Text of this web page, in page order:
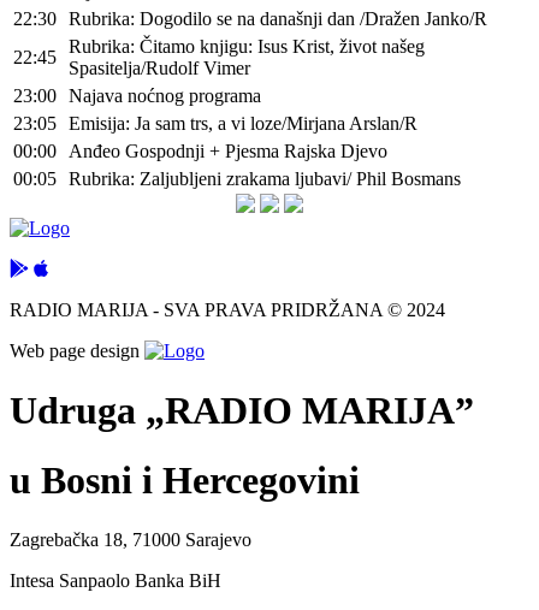
22:30 Rubrika: Dogodilo se na današnji dan /Dražen Janko/R
22:45
Rubrika: Čitamo knjigu: Isus Krist, život našeg
Spasitelja/Rudolf Vimer
23:00 Najava noćnog programa
23:05 Emisija: Ja sam trs, a vi loze/Mirjana Arslan/R
00:00
Anđeo Gospodnji + Pjesma Rajska Djevo
00:05 Rubrika: Zaljubljeni zrakama ljubavi/ Phil Bosmans
RADIO MARIJA - SVA PRAVA PRIDRŽANA © 2024
Web page design
Udruga „RADIO MARIJA”
u Bosni i Hercegovini
Zagrebačka 18, 71000 Sarajevo
Intesa Sanpaolo Banka BiH